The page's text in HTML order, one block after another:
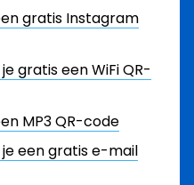
gratis Instagram
gratis een WiFi QR-
MP3 QR-code
een gratis e-mail